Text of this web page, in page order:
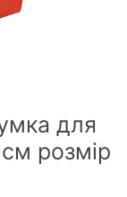
для
розмір